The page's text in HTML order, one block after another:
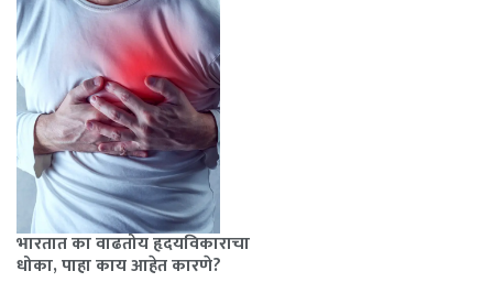
भारतात का वाढतोय हृदयविकाराचा
धोका, पाहा काय आहेत कारणे?